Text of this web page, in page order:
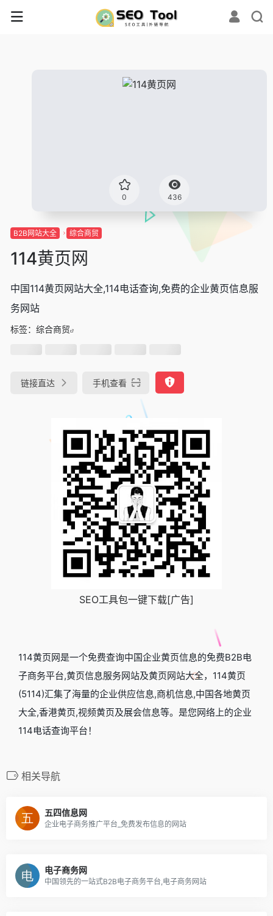
0 436
B2B网站大全 综合商贸
114黄页网
中国114黄页网站大全,114电话查询,免费的企业黄页信息服
务网站
标签： 综合商贸
链接直达 手机查看
SEO工具包一键下载[广告]
114黄页网是一个免费查询中国企业黄页信息的免费B2B电
子商务平台,黄页信息服务网站及黄页网站大全，114黄页
(5114)汇集了海量的企业供应信息,商机信息,中国各地黄页
大全,香港黄页,视频黄页及展会信息等。是您网络上的企业
114电话查询平台！
相关导航
五四信息网
企业电子商务推广平台_免费发布信息的网站
电子商务网
中国领先的一站式B2B电子商务平台,电子商务网站